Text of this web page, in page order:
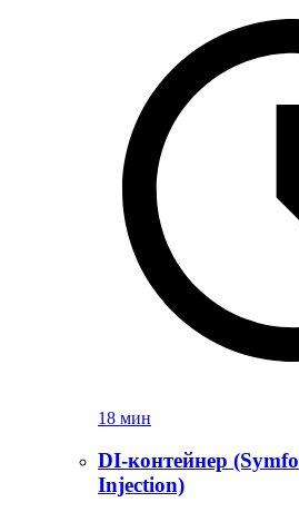
18 мин
DI-контейнер
Injection)